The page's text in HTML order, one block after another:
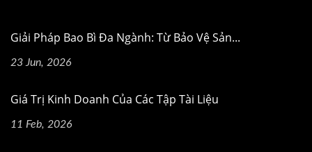
Giải Pháp Bao Bì Đa Ngành: Từ Bảo Vệ Sản...
23 Jun, 2026
Giá Trị Kinh Doanh Của Các Tập Tài Liệu
11 Feb, 2026